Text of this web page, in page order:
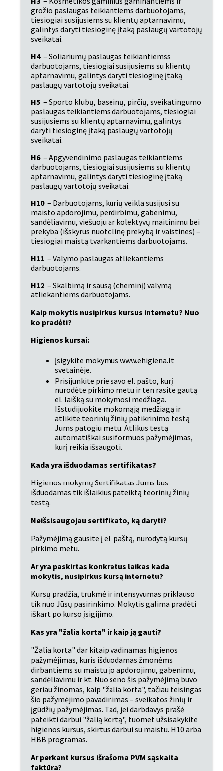
grožio paslaugas teikiantiems darbuotojams,
tiesiogiai susijusiems su klientų aptarnavimu,
galintys daryti tiesioginę įtaką paslaugų vartotojų
sveikatai.
H4 – Soliariumų paslaugas teikiantiemss
darbuotojams, tiesiogiai susijusiems su klientų
aptarnavimu, galintys daryti tiesioginę įtaką
paslaugų vartotojų sveikatai.
H5 – Sporto klubų, baseinų, pirčių, sveikatingumo
paslaugas teikiantiems darbuotojams, tiesiogiai
susijusiems su klientų aptarnavimu, galintys
daryti tiesioginę įtaką paslaugų vartotojų
sveikatai.
H6 – Apgyvendinimo paslaugas teikiantiems
darbuotojams, tiesiogiai susijusiems su klientų
aptarnavimu, galintys daryti tiesioginę įtaką
paslaugų vartotojų sveikatai.
H10 – Darbuotojams, kurių veikla susijusi su
maisto apdorojimu, perdirbimu, gabenimu,
sandėliavimu, viešuoju ar kolektyvų maitinimu bei
prekyba (išskyrus nuotolinę prekybą ir vaistines) –
tiesiogiai maistą tvarkantiems darbuotojams.
H11 – Valymo paslaugas atliekantiems
darbuotojams.
H12 – Skalbimą ir sausą (cheminį) valymą
atliekantiems darbuotojams.
Kaip mokytis nusipirkus kursus internetu? Nuo
ko pradėti?
Higienos kursai:
Įsigykite mokymus www.ehigiena.lt
svetainėje.
Prisijunkite prie savo el. pašto, kurį
nurodėte pirkimo metu ir ten rasite gautą
el. laišką su mokymosi medžiaga.
Išstudijuokite mokomąją medžiagą ir
atlikite teorinių žinių patikrinimo testą
Jums patogiu metu. Atlikus testą
automatiškai susiformuos pažymėjimas,
kurį reikia išsaugoti.
Kada yra išduodamas sertifikatas?
Higienos mokymų Sertifikatas Jums bus
išduodamas tik išlaikius pateiktą teorinių žinių
testą.
Neišsisaugojau sertifikato, ką daryti?
Pažymėjimą gausite į el. paštą, nurodytą kursų
pirkimo metu.
Ar yra paskirtas konkretus laikas kada
mokytis, nusipirkus kursą internetu?
Kursų pradžia, trukmė ir intensyvumas priklauso
tik nuo Jūsų pasirinkimo. Mokytis galima pradėti
iškart po kurso įsigijimo.
Kas yra "žalia korta" ir kaip ją gauti?
"Žalia korta" dar kitaip vadinamas higienos
pažymėjimas, kuris išduodamas žmonėms
dirbantiems su maistu jo apdorojimu, gabenimu,
sandėliavimu ir kt. Nuo seno šis pažymėjimą buvo
geriau žinomas, kaip "žalia korta", tačiau teisingas
šio pažymėjimo pavadinimas – sveikatos žinių ir
įgūdžių pažymėjimas. Tad, jei darbdavys prašė
pateikti darbui "žalią kortą", tuomet užsisakykite
higienos kursus, skirtus darbui su maistu. H10 arba
HBB programas.
Ar perkant kursus išrašoma PVM sąskaita
faktūra?